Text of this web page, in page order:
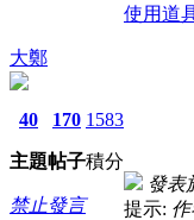
使用道
大鄭
40
主題
170
帖子
1583
積分
禁止發言
發表
提示: